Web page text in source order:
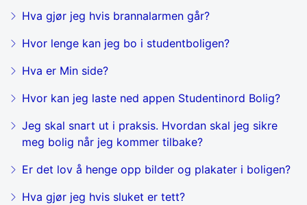
Hva gjør jeg hvis brannalarmen går?
Hvor lenge kan jeg bo i studentboligen?
Hva er Min side?
Hvor kan jeg laste ned appen Studentinord Bolig?
Jeg skal snart ut i praksis. Hvordan skal jeg sikre
meg bolig når jeg kommer tilbake?
Er det lov å henge opp bilder og plakater i boligen?
Hva gjør jeg hvis sluket er tett?